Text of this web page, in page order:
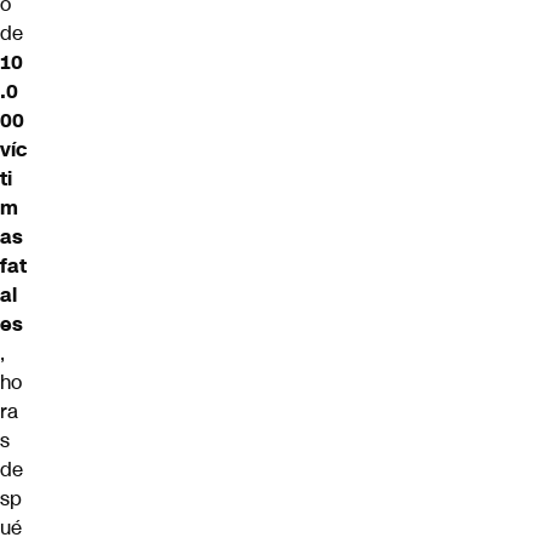
de
10
.0
00
víc
ti
m
as
fat
al
es
,
ho
ra
s
de
sp
ué